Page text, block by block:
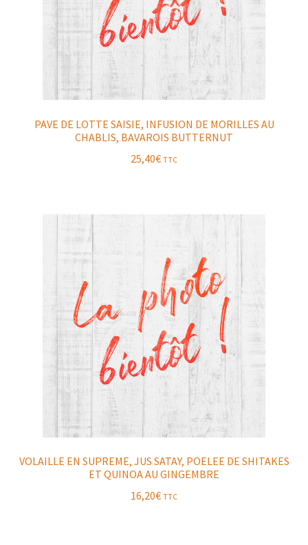
PAVE DE LOTTE SAISIE, INFUSION DE MORILLES AU
CHABLIS, BAVAROIS BUTTERNUT
25,40€ TTC
VOLAILLE EN SUPREME, JUS SATAY, POELEE DE SHITAKES
ET QUINOA AU GINGEMBRE
16,20€ TTC